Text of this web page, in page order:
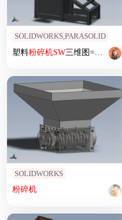
SOLIDWORKS,PARASOLID
塑料粉碎机SW三维图=1378709=50
SOLIDWORKS
粉碎机